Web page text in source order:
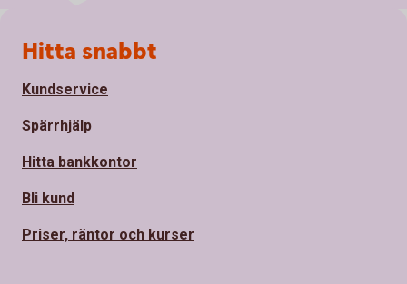
Sidfot
Hitta snabbt
Kundservice
Spärrhjälp
Hitta bankkontor
Bli kund
Priser, räntor och kurser